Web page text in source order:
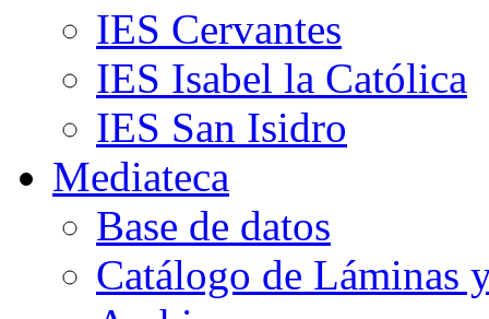
IES Cervantes
IES Isabel la Católica
IES San Isidro
Mediateca
Base de datos
Catálogo de Láminas